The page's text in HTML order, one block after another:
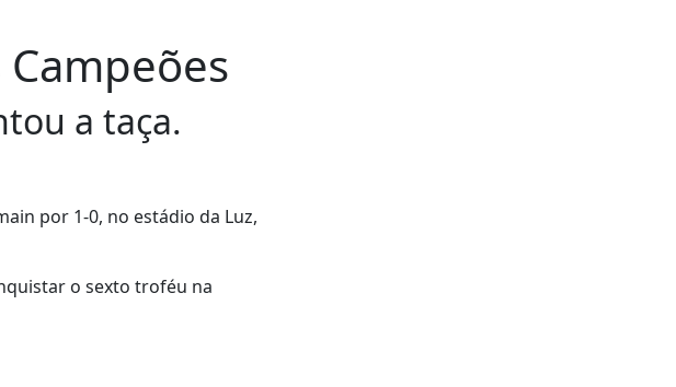
a taça.
por 1-0, no estádio da Luz,
o sexto troféu na